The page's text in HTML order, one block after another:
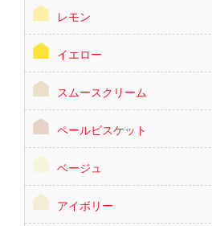
レモン
イエロー
スムースクリーム
ペールビスケット
ベージュ
アイボリー